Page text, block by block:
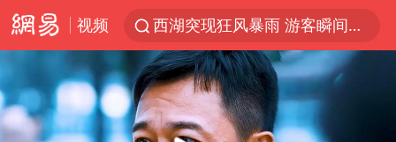
视频
西湖突现狂风暴雨 游客瞬间被浇透
马克·艾伦退出斯诺克中国公开赛
金饰克价一夜涨回1300元